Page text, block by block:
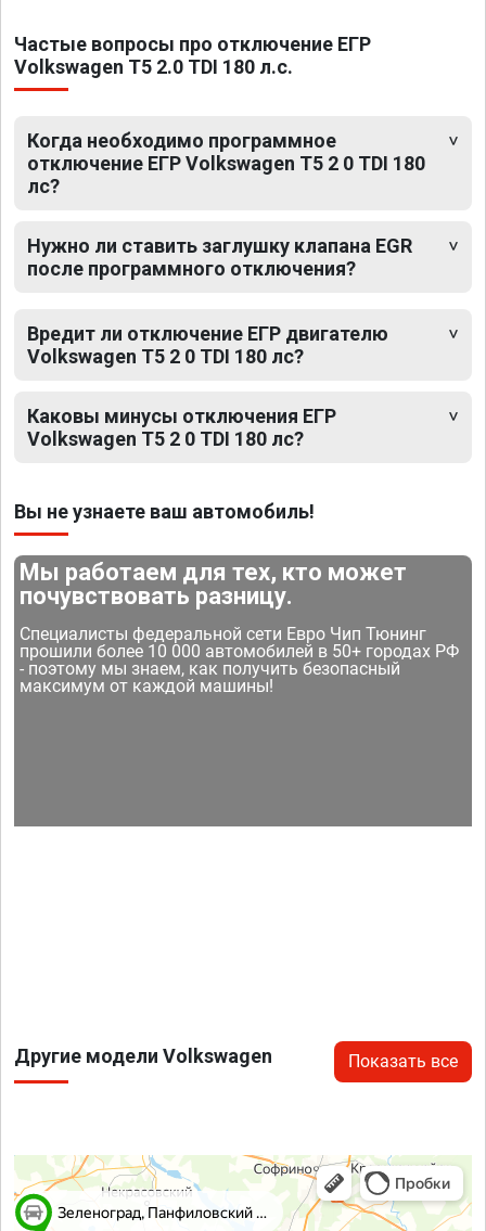
Частые вопросы про отключение ЕГР
Volkswagen T5 2.0 TDI 180 л.с.
Когда необходимо программное
отключение ЕГР Volkswagen T5 2 0 TDI 180
лс?
Нужно ли ставить заглушку клапана EGR
после программного отключения?
Вредит ли отключение ЕГР двигателю
Volkswagen T5 2 0 TDI 180 лс?
Каковы минусы отключения ЕГР
Volkswagen T5 2 0 TDI 180 лс?
Вы не узнаете ваш автомобиль!
Мы работаем для тех, кто может
почувствовать разницу.
Специалисты федеральной сети Евро Чип Тюнинг
прошили более 10 000 автомобилей в 50+ городах РФ
- поэтому мы знаем, как получить безопасный
максимум от каждой машины!
Другие модели Volkswagen Показать все